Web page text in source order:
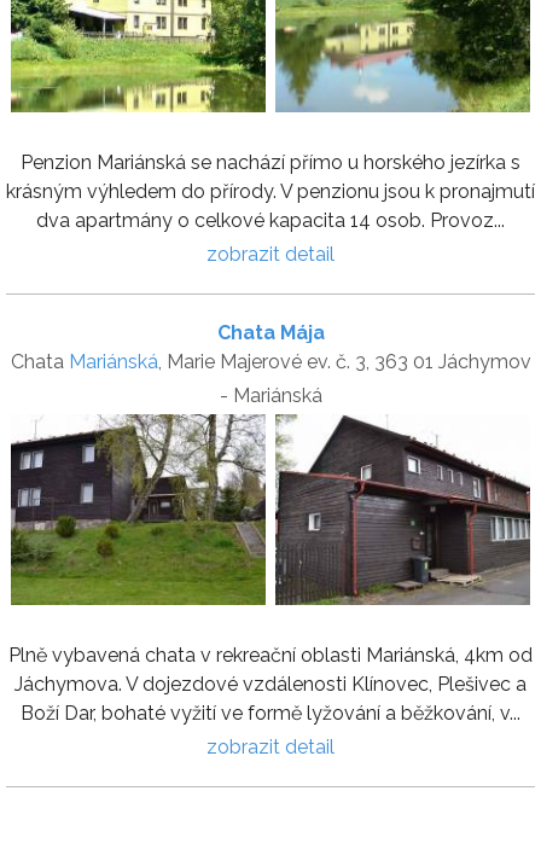
Penzion Mariánská se nachází přímo u horského jezírka s
krásným výhledem do přírody. V penzionu jsou k pronajmutí
dva apartmány o celkové kapacita 14 osob. Provoz...
zobrazit detail
Chata Mája
Chata Mariánská , Marie Majerové ev. č. 3, 363 01 Jáchymov
- Mariánská
Plně vybavená chata v rekreační oblasti Mariánská, 4km od
Jáchymova. V dojezdové vzdálenosti Klínovec, Plešivec a
Boží Dar, bohaté vyžití ve formě lyžování a běžkování, v...
zobrazit detail